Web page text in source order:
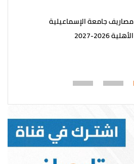
مصاريف جامعة الإسماعيلية
الأهلية 2026-2027